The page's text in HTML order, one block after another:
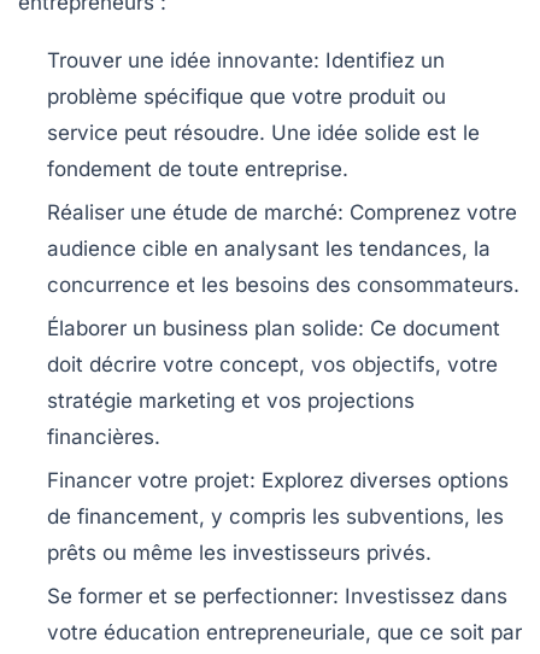
Trouver une idée innovante: Identifiez un
problème spécifique que votre produit ou
service peut résoudre. Une idée solide est le
fondement de toute entreprise.
Réaliser une étude de marché: Comprenez votre
audience cible en analysant les tendances, la
concurrence et les besoins des consommateurs.
Élaborer un business plan solide: Ce document
doit décrire votre concept, vos objectifs, votre
stratégie marketing et vos projections
financières.
Financer votre projet: Explorez diverses options
de financement, y compris les subventions, les
prêts ou même les investisseurs privés.
Se former et se perfectionner: Investissez dans
votre éducation entrepreneuriale, que ce soit par